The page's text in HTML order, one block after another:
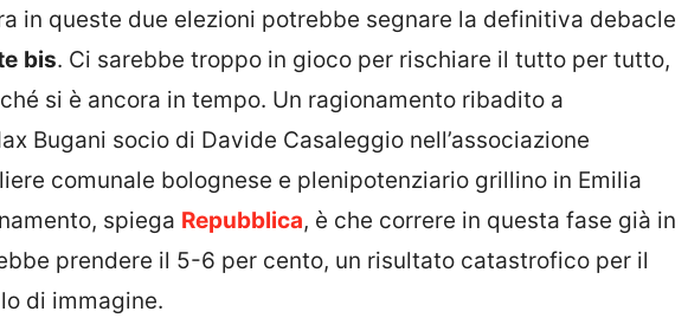
in queste due elezioni potrebbe segnare la definitiva debacle
bis. Ci sarebbe troppo in gioco per rischiare il tutto per tutto,
si è ancora in tempo. Un ragionamento ribadito a
Bugani socio di Davide Casaleggio nell’associazione
comunale bolognese e plenipotenziario grillino in Emilia
spiega Repubblica, è che correre in questa fase già in
prendere il 5-6 per cento, un risultato catastrofico per il
di immagine.